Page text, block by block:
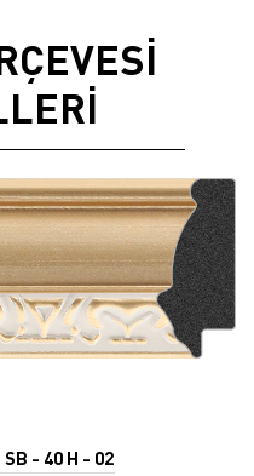
SB - 40 H - 02